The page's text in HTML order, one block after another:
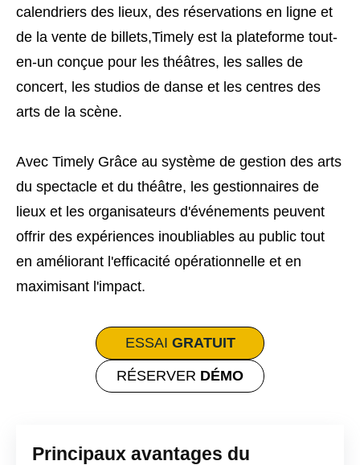
calendriers des lieux, des réservations en ligne et
de la vente de billets,Timely est la plateforme tout-
en-un conçue pour les théâtres, les salles de
concert, les studios de danse et les centres des
arts de la scène.
Avec Timely Grâce au système de gestion des arts
du spectacle et du théâtre, les gestionnaires de
lieux et les organisateurs d'événements peuvent
offrir des expériences inoubliables au public tout
en améliorant l'efficacité opérationnelle et en
maximisant l'impact.
ESSAI GRATUIT
RÉSERVER DÉMO
Principaux avantages du